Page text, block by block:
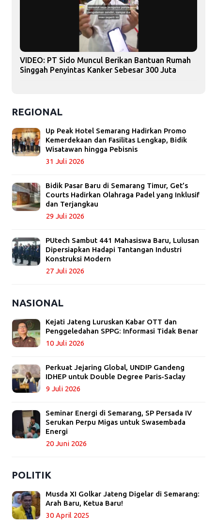
VIDEO: PT Sido Muncul Berikan Bantuan Rumah
Singgah Penyintas Kanker Sebesar 300 Juta
REGIONAL
Up Peak Hotel Semarang Hadirkan Promo
Kemerdekaan dan Fasilitas Lengkap, Bidik
Wisatawan hingga Pebisnis
31 Juli 2026
Bidik Pasar Baru di Semarang Timur, Get’s
Courts Hadirkan Olahraga Padel yang Inklusif
dan Terjangkau
29 Juli 2026
PUtech Sambut 441 Mahasiswa Baru, Lulusan
Dipersiapkan Hadapi Tantangan Industri
Konstruksi Modern
27 Juli 2026
NASIONAL
Kejati Jateng Luruskan Kabar OTT dan
Penggeledahan SPPG: Informasi Tidak Benar
10 Juli 2026
Perkuat Jejaring Global, UNDIP Gandeng
IDHEP untuk Double Degree Paris-Saclay
9 Juli 2026
Seminar Energi di Semarang, SP Persada IV
Serukan Perpu Migas untuk Swasembada
Energi
20 Juni 2026
POLITIK
Musda XI Golkar Jateng Digelar di Semarang:
Arah Baru, Ketua Baru!
30 April 2025